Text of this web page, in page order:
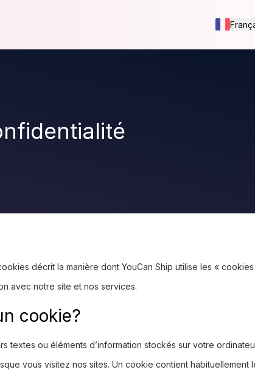
décrit la manière dont YouCan Ship utilise les «
avec notre site et nos services.
cookie?
textes ou éléments d’information stockés sur votre
vous visitez nos sites. Un cookie contient habituellement